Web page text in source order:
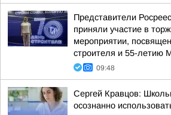
Представители
приняли участие в
мероприятии,
строителя и 55-летию
09:48
Сергей Кравцов:
осознанно